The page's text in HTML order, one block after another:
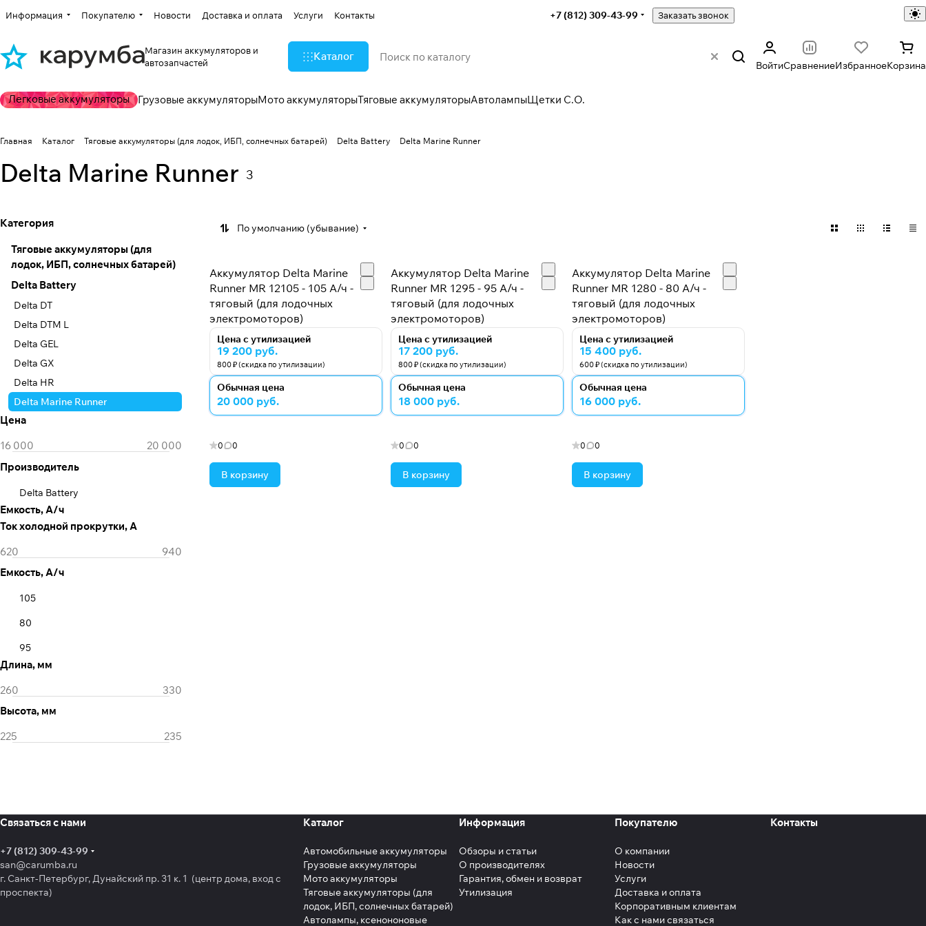
Информация Покупателю Новости Доставка и оплата Услуги Контакты +7 (812) 309-43-99 Заказать звонок
Магазин аккумуляторов и
автозапчастей
Каталог
ВойтиСравнениеИзбранноеКорзина
Легковые аккумуляторы Грузовые аккумуляторыМото аккумуляторыТяговые аккумуляторыАвтолампыЩетки С.О.
Главная Каталог Тяговые аккумуляторы (для лодок, ИБП, солнечных батарей) Delta Battery Delta Marine Runner
Delta Marine Runner 3
По умолчанию (убывание)
Аккумулятор Delta Marine
Runner MR 12105 - 105 А/ч -
тяговый (для лодочных
электромоторов)
Цена с утилизацией
19 200 руб.
800 ₽ (скидка по утилизации)
Обычная цена
20 000 руб.
0 0
В корзину
Аккумулятор Delta Marine
Runner MR 1295 - 95 А/ч -
тяговый (для лодочных
электромоторов)
Цена с утилизацией
17 200 руб.
800 ₽ (скидка по утилизации)
Обычная цена
18 000 руб.
0 0
В корзину
Аккумулятор Delta Marine
Runner MR 1280 - 80 А/ч -
тяговый (для лодочных
электромоторов)
Цена с утилизацией
15 400 руб.
600 ₽ (скидка по утилизации)
Обычная цена
16 000 руб.
0 0
В корзину
Категория
Тяговые аккумуляторы (для
лодок, ИБП, солнечных батарей)
Delta Battery
Delta DT
Delta DTM L
Delta GEL
Delta GX
Delta HR
Delta Marine Runner
Цена
Производитель
Delta Battery
Емкость, А/ч
Ток холодной прокрутки, А
Емкость, А/ч
105
80
95
Длина, мм
Высота, мм
Связаться с нами
+7 (812) 309-43-99
san@carumba.ru
г. Санкт-Петербург, Дунайский пр. 31 к. 1 (центр дома, вход с
проспекта)
Каталог
Автомобильные аккумуляторы
Грузовые аккумуляторы
Мото аккумуляторы
Тяговые аккумуляторы (для
лодок, ИБП, солнечных батарей)
Автолампы, ксенононовые
Информация
Обзоры и статьи
О производителях
Гарантия, обмен и возврат
Утилизация
Покупателю
О компании
Новости
Услуги
Доставка и оплата
Корпоративным клиентам
Как с нами связаться
Контакты